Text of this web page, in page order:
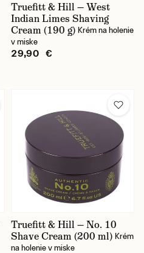
Truefitt & Hill — West
Indian Limes Shaving
Cream (190 g) Krém na holenie
v miske
29,90 €
Truefitt & Hill — No. 10
Shave Cream (200 ml) Krém
na holenie v miske